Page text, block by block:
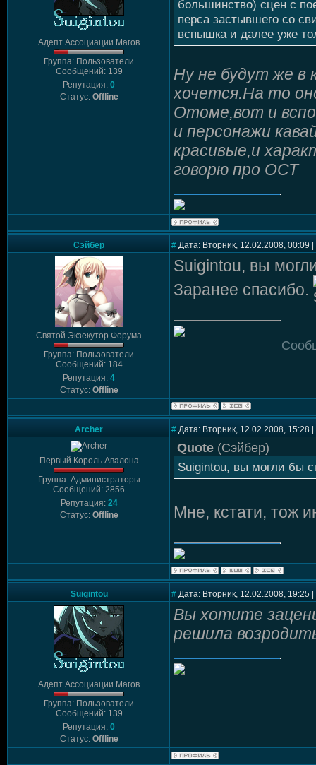
Адепт Ассоциации Магов
Группа: Пользователи
Сообщений: 139
Репутация: 0
Статус: Offline
большинство) сцен с
перса застывшего со
вспышка и далее уже
Ну не будут же в
хочется.На то
Отоме,вот и
и персонажи
красивые,и
говорю про ОСТ
Сэйбер # Дата: Вторник, 12.02.2008,
Святой Экзекутор Форума
Группа: Пользователи
Сообщений: 184
Репутация: 4
Статус: Offline
Suigintou, вы
Заранее спасибо.
Archer # Дата: Вторник, 12.02.2008,
Первый Король Авалона
Группа: Администраторы
Сообщений: 2856
Репутация: 24
Статус: Offline
Quote (Сэйбер)
Suigintou, вы могли бы
Мне, кстати, тож
Suigintou # Дата: Вторник, 12.02.2008,
Адепт Ассоциации Магов
Группа: Пользователи
Сообщений: 139
Репутация: 0
Статус: Offline
Вы хотите
решила